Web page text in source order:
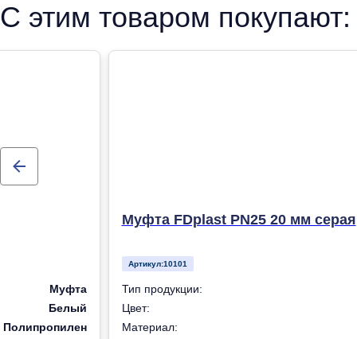
отопления
С этим товаром покупают:
Муфта
Белый
Полипропилен
Муфта FDplast PN25 20 мм серая
Артикул:10101
Тип продукции:
Цвет:
Материал: